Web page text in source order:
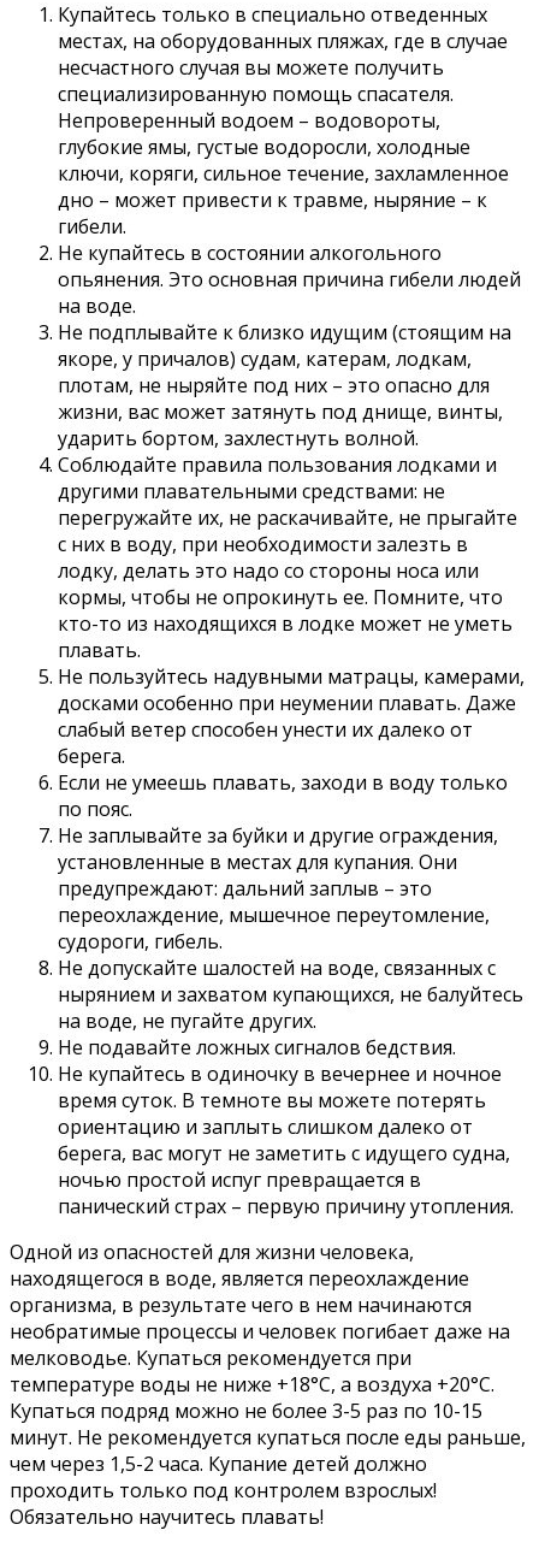
Купайтесь только в специально отведенных
местах, на оборудованных пляжах, где в случае
несчастного случая вы можете получить
специализированную помощь спасателя.
Непроверенный водоем – водовороты,
глубокие ямы, густые водоросли, холодные
ключи, коряги, сильное течение, захламленное
дно – может привести к травме, ныряние – к
гибели.
Не купайтесь в состоянии алкогольного
опьянения. Это основная причина гибели людей
на воде.
Не подплывайте к близко идущим (стоящим на
якоре, у причалов) судам, катерам, лодкам,
плотам, не ныряйте под них – это опасно для
жизни, вас может затянуть под днище, винты,
ударить бортом, захлестнуть волной.
Соблюдайте правила пользования лодками и
другими плавательными средствами: не
перегружайте их, не раскачивайте, не прыгайте
с них в воду, при необходимости залезть в
лодку, делать это надо со стороны носа или
кормы, чтобы не опрокинуть ее. Помните, что
кто-то из находящихся в лодке может не уметь
плавать.
Не пользуйтесь надувными матрацы, камерами,
досками особенно при неумении плавать. Даже
слабый ветер способен унести их далеко от
берега.
Если не умеешь плавать, заходи в воду только
по пояс.
Не заплывайте за буйки и другие ограждения,
установленные в местах для купания. Они
предупреждают: дальний заплыв – это
переохлаждение, мышечное переутомление,
судороги, гибель.
Не допускайте шалостей на воде, связанных с
нырянием и захватом купающихся, не балуйтесь
на воде, не пугайте других.
Не подавайте ложных сигналов бедствия.
Не купайтесь в одиночку в вечернее и ночное
время суток. В темноте вы можете потерять
ориентацию и заплыть слишком далеко от
берега, вас могут не заметить с идущего судна,
ночью простой испуг превращается в
панический страх – первую причину утопления.
Одной из опасностей для жизни человека,
находящегося в воде, является переохлаждение
организма, в результате чего в нем начинаются
необратимые процессы и человек погибает даже на
мелководье. Купаться рекомендуется при
температуре воды не ниже +18°С, а воздуха +20°С.
Купаться подряд можно не более 3-5 раз по 10-15
минут. Не рекомендуется купаться после еды раньше,
чем через 1,5-2 часа. Купание детей должно
проходить только под контролем взрослых!
Обязательно научитесь плавать!